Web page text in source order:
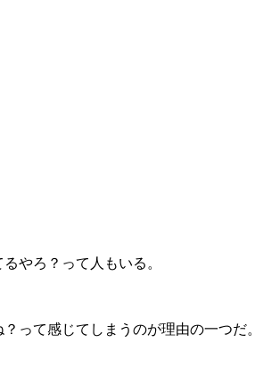
やろ？って人もいる。
って感じてしまうのが理由の一つだ。